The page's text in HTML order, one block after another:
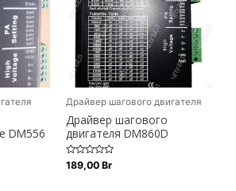
DM556
Драйвер шагового двигателя
Драйвер шагового
двигателя DM860D
Оценка
0
189,00 Br